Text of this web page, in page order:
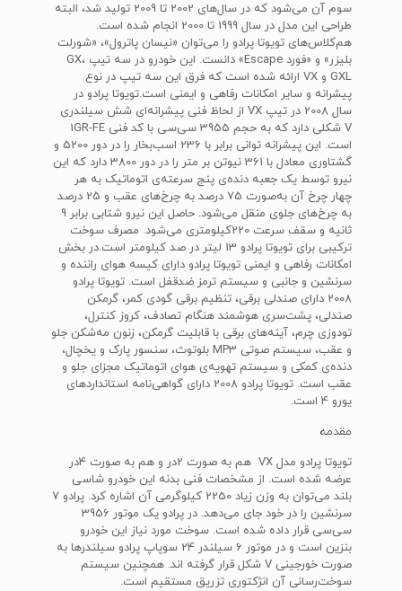
سوم آن می‌شود که در سال‌های 2002 تا 2009 تولید شد، البته
طراحی این مدل در سال 1999 تا 2000 انجام شده است.
هم‌کلاس‌های تویوتا پرادو را می‌توان «نیسان پاترول»، «شورلت
بلیزر» و «فورد ‌Escape» دانست. این خودرو در سه تیپ ‌GX‌،
GXL ‌و ‌VX‌ ارائه شده است که فرق این سه تیپ در نوع
پیشرانه و سایر امکانات رفاهی و ایمنی است.تویوتا پرادو در
سال 2008 در تیپ‌ VX‌ از لحاظ فنی پیشرانه‌ای شش سیلندری
‌V‌ شکلی دارد که به حجم 3955 سی‌سی با کد فنی 1GR-FE
است. این پیشرانه توانی برابر با 236 اسب‌بخار را در دور 5200 و
گشتاوری معادل با 361 نیوتن بر متر را در دور 3800 دارد که این
نیرو توسط یک جعبه دنده‌ی پنج سرعته‌ی اتوماتیک به هر
چهار چرخ آن به‌صورت 75 درصد به چرخ‌های عقب و 25 درصد
به چرخ‌های جلوی منقل می‌شود. حاصل این نیرو شتابی برابر 9
ثانیه و سقف سرعت 220‌کیلومتری می‌شود. مصرف سوخت
ترکیبی برای تویوتا پرادو 13 لیتر در صد کیلومتر است.در بخش
امکانات رفاهی و ایمنی تویوتا پرادو دارای کیسه هوای راننده و
سرنشین و جانبی و سیستم ترمز ضد‌قفل است. تویوتا پرادو
2008 دارای صندلی برقی، تنظیم برقی گودی کمر، گرمکن
صندلی، پشت‌سری هوشمند هنگام تصادف، کروز کنترل،
تودوزی چرم، آینه‌های برقی با قابلیت گرمکن، زنون مه‌شکن جلو
و عقب، سیستم صوتی MP3‌ بلوتوث‌، سنسور پارک و یخچال‌،
دنده‌ی کمکی و سیستم تهویه‌ی هوای اتوماتیک مجزای جلو و
عقب است. تویوتا پرادو 2008 دارای گواهی‌نامه استانداردهای
یورو 4 است.
مقدمه
تویوتا پرادو مدل VX هم به صورت 2در و هم به صورت 4در
عرضه شده است. از مشخصات فنی بدنه این خودرو شاسی
بلند می‌توان به وزن زیاد 2250 کیلوگرمی آن اشاره کرد. پرادو 7
سرنشین را در خود جای می‌دهد. در پرادو یک موتور 3956
سی‌سی قرار داده شده است. سوخت مورد نیاز این خودرو
بنزین است و در موتور 6 سیلندر 24 سوپاپ پرادو سیلندرها به
صورت خورجینی V شکل قرار گرفته اند. همچنین سیستم
سوخت‌رسانی آن انژکتوری تزریق مستقیم است.